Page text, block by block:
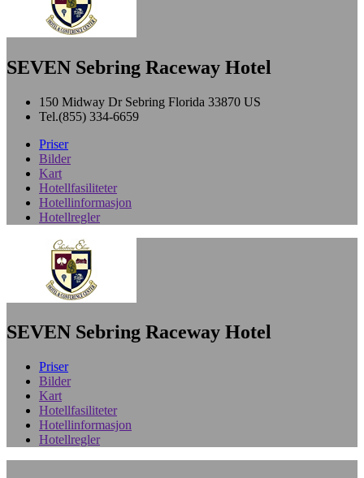
SEVEN Sebring Raceway Hotel
150 Midway Dr Sebring Florida 33870 US
Tel.(855) 334-6659
Priser
Bilder
Kart
Hotellfasiliteter
Hotellinformasjon
Hotellregler
SEVEN Sebring Raceway Hotel
Priser
Bilder
Kart
Hotellfasiliteter
Hotellinformasjon
Hotellregler